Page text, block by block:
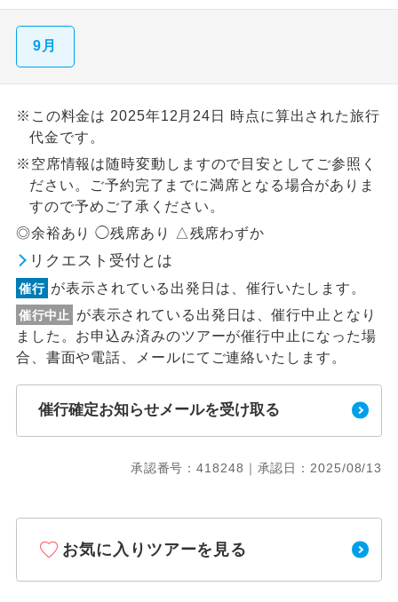
9月
※この料金は 2025年12月24日 時点に算出された旅行
代金です。
※空席情報は随時変動しますので目安としてご参照く
ださい。ご予約完了までに満席となる場合がありま
すので予めご了承ください。
◎余裕あり ◯残席あり △残席わずか
リクエスト受付とは
催行 が表示されている出発日は、催行いたします。
催行中止
が表示されている出発日は、催行中止となり
ました。お申込み済みのツアーが催行中止になった場
合、書面や電話、メールにてご連絡いたします。
催行確定お知らせメールを受け取る
承認番号：418248｜承認日：2025/08/13
お気に入りツアーを見る